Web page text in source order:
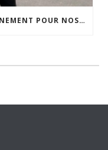
AVEC MACRON, PAS DE DÉCONFINEMENT POUR NOS LIBERTÉS FONDAMENTALES